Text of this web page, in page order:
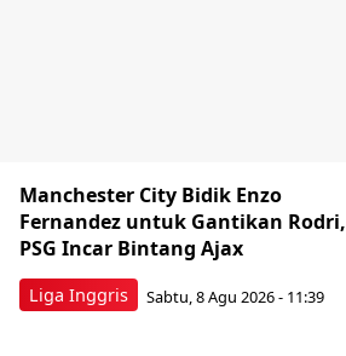
Liga Inggris
Manchester City Bidik Enzo
Fernandez untuk Gantikan Rodri,
PSG Incar Bintang Ajax
Sabtu, 8 Agu 2026 - 11:39